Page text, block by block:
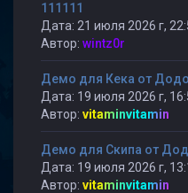
111111
Дата: 21 июля 2026 г,
Автор: wintz0r
Демо для Кека от
Дата: 19 июля 2026 г,
Автор: vitaminvitamin
Демо для Скипа от
Дата: 19 июля 2026 г,
Автор: vitaminvitamin